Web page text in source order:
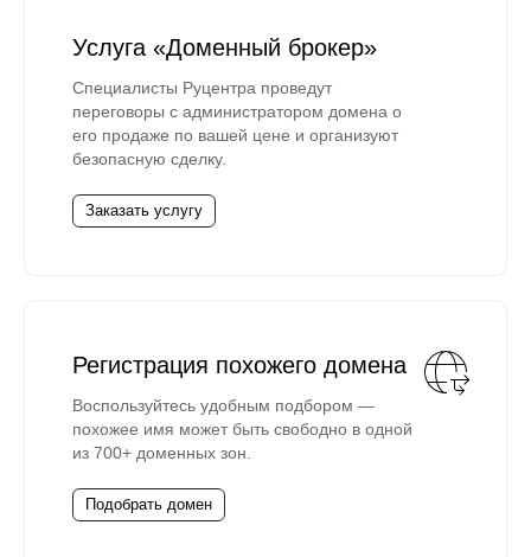
Услуга «Доменный брокер»
Специалисты Руцентра проведут
переговоры с администратором домена о
его продаже по вашей цене и организуют
безопасную сделку.
Заказать услугу
Регистрация похожего домена
Воспользуйтесь удобным подбором —
похожее имя может быть свободно в одной
из 700+ доменных зон.
Подобрать домен